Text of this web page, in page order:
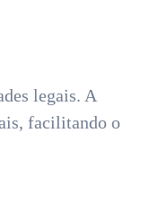
legais. A
facilitando o